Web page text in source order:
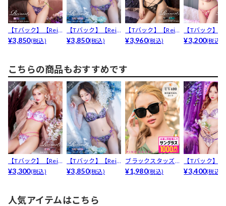
【Tバック】【Rein
est】ラフィネ...
¥3,850(税込)
【Tバック】【Rein
est】フレグラ...
¥3,850(税込)
【Tバック】【Rein
est】グラマラ...
¥3,960(税込)
【Tバック】
est】ルーチェ
¥3,200(税込)
こちらの商品もおすすめです
【Tバック】【Rein
est】フローリ...
¥3,300(税込)
【Tバック】【Rein
est】フレグラ...
¥3,850(税込)
ブラックスタッズ
サングラス
¥1,980(税込)
【Tバック】
est】ストリン
¥3,400(税込)
人気アイテムはこちら